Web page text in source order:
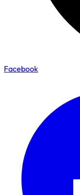
Facebook